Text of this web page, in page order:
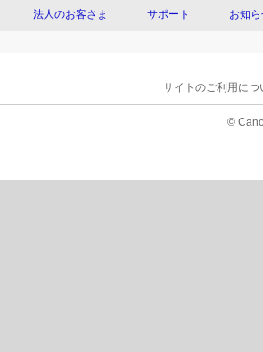
法人のお客さま サポート お知
サイトのご利用につ
©